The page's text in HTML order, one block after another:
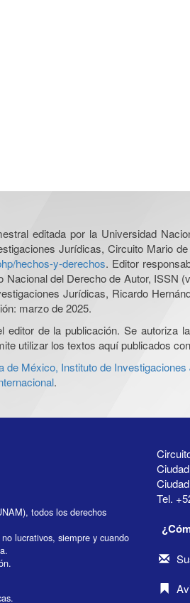
editada por la Universidad
Jurídicas, Circuito Mario
hechos-y-derechos. Editor
del Derecho de Autor, ISSN
Jurídicas, Ricardo
marzo de 2025.
de la publicación. Se autoriza
utilizar los textos aquí publicados
de México, Instituto de
.
todos los derechos
lucrativos, siempre y cuando
Tel.